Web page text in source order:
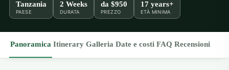
Tanzania
PAESE
2 Weeks
DURATA
da $950
PREZZO
17 years+
ETÀ MINIMA
Panoramica Itinerary Galleria Date e costi FAQ Recensioni